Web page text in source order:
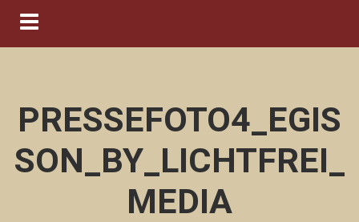
Navigation ein-/ausblenden
PRESSEFOTO4_EGIS
SON_BY_LICHTFREI_
MEDIA